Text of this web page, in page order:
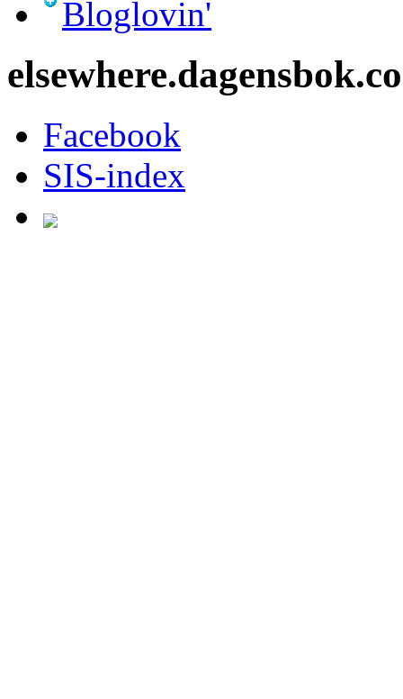
Bloglovin'
Facebook
SIS-index